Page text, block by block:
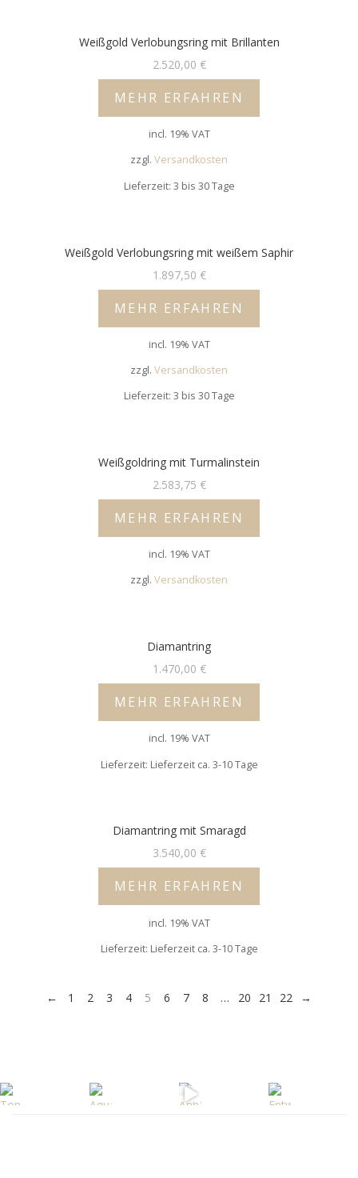
Weißgold Verlobungsring mit Brillanten
2.520,00 €
MEHR ERFAHREN
incl. 19% VAT
zzgl. Versandkosten
Lieferzeit: 3 bis 30 Tage
Weißgold Verlobungsring mit weißem Saphir
1.897,50 €
MEHR ERFAHREN
incl. 19% VAT
zzgl. Versandkosten
Lieferzeit: 3 bis 30 Tage
Weißgoldring mit Turmalinstein
2.583,75 €
MEHR ERFAHREN
incl. 19% VAT
zzgl. Versandkosten
Diamantring
1.470,00 €
MEHR ERFAHREN
incl. 19% VAT
Lieferzeit: Lieferzeit ca. 3-10 Tage
Diamantring mit Smaragd
3.540,00 €
MEHR ERFAHREN
incl. 19% VAT
Lieferzeit: Lieferzeit ca. 3-10 Tage
← 1 2 3 4 5 6 7 8 … 20 21 22 →